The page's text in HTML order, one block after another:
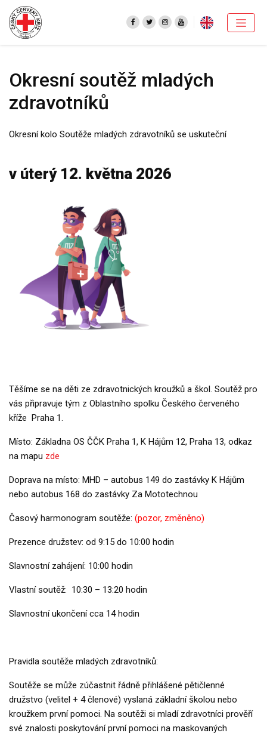
Okresní soutěž mladých
zdravotníků
Okresní kolo Soutěže mladých zdravotníků se uskuteční
v úterý 12. května 2026
Těšíme se na děti ze zdravotnických kroužků a škol. Soutěž pro
vás připravuje tým z Oblastního spolku Českého červeného
kříže Praha 1.
Místo: Základna OS ČČK Praha 1, K Hájům 12, Praha 13, odkaz
na mapu zde
Doprava na místo: MHD – autobus 149 do zastávky K Hájům
nebo autobus 168 do zastávky Za Mototechnou
Časový harmonogram soutěže: (pozor, změněno)
Prezence družstev: od 9:15 do 10:00 hodin
Slavnostní zahájení: 10:00 hodin
Vlastní soutěž: 10:30 – 13:20 hodin
Slavnostní ukončení cca 14 hodin
Pravidla soutěže mladých zdravotníků:
Soutěže se může zúčastnit řádně přihlášené pětičlenné
družstvo (velitel + 4 členové) vyslaná základní školou nebo
kroužkem první pomoci. Na soutěži si mladí zdravotníci prověří
své znalosti poskytování první pomoci na maskovaných